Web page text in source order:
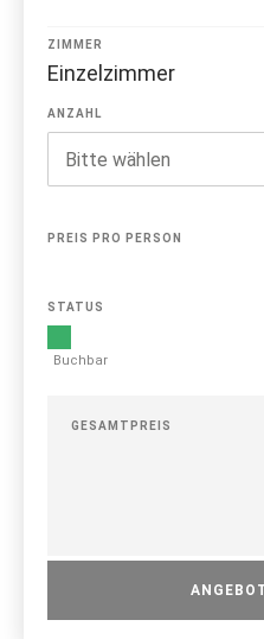
ZIMMER
Einzelzimmer
ANZAHL
PREIS PRO PERSON
STATUS
Buchbar
GESAMTPREIS